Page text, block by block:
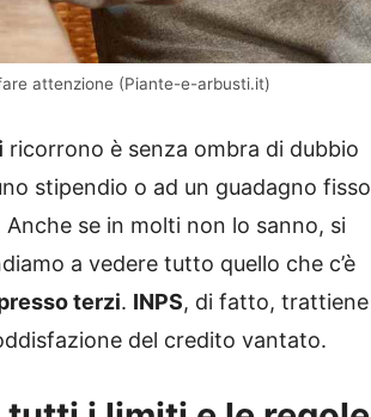
attenzione (Piante-e-arbusti.it)
ricorrono è senza ombra di dubbio
stipendio o ad un guadagno fisso
Anche se in molti non lo sanno, si
a vedere tutto quello che c’è
terzi. INPS, di fatto, trattiene
del credito vantato.